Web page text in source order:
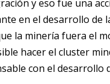
y eso fue una
en el desarrollo de
la minería fuera el
hacer el cluster
con el desarrollo